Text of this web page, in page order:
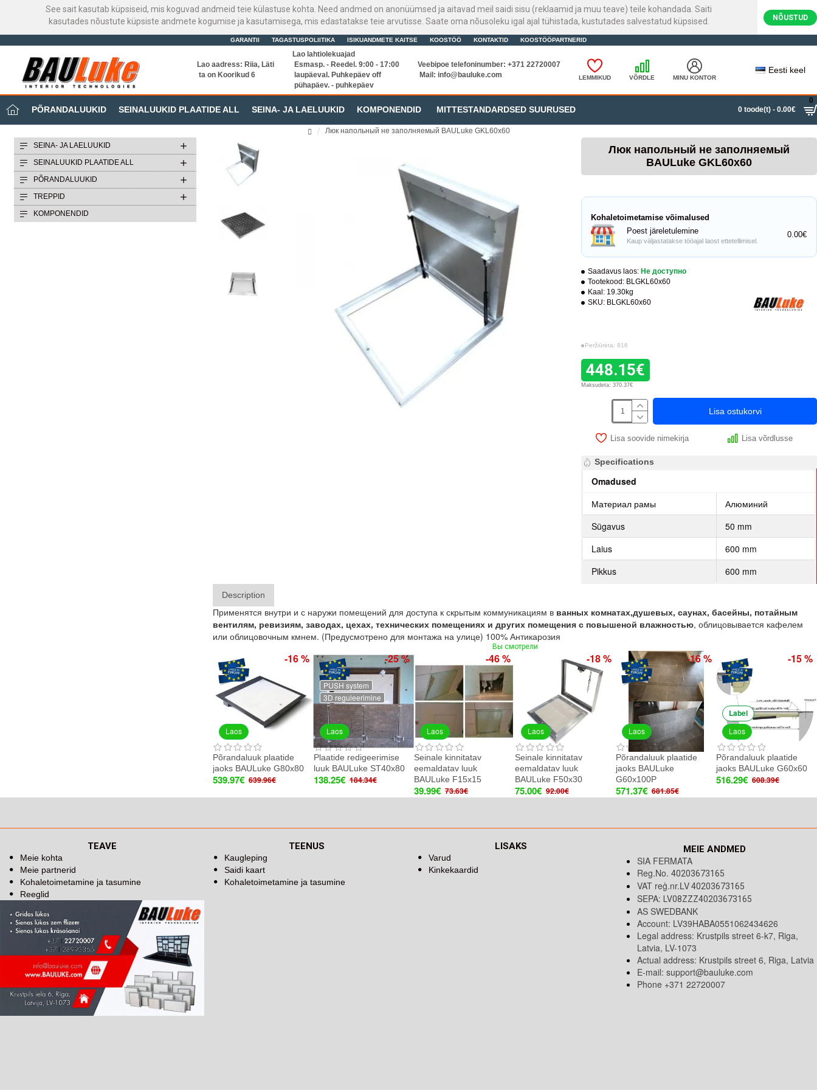
See sait kasutab küpsiseid, mis koguvad andmeid teie külastuse kohta. Need andmed on anonüümsed ja aitavad meil saidi sisu (reklaamid ja muu teave) teile kohandada. Saiti
kasutades nõustute küpsiste andmete kogumise ja kasutamisega, mis edastatakse teie arvutisse. Saate oma nõusoleku igal ajal tühistada, kustutades salvestatud küpsised.
NÕUSTUD
GARANTII TAGASTUSPOLIITIKA ISIKUANDMETE KAITSE KOOSTÖÖ KONTAKTID KOOSTÖÖPARTNERID
Lao aadress: Riia, Läti
ta on Koorikud 6
Lao lahtiolekuajad
Esmasp. - Reedel. 9:00 - 17:00
laupäeval. Puhkepäev off
pühapäev. - puhkepäev
Veebipoe telefoninumber: +371 22720007
Mail: info@bauluke.com LEMMIKUD VÕRDLE MINU KONTOR
Eesti keel
PÕRANDALUUKID SEINALUUKID PLAATIDE ALL SEINA- JA LAELUUKID KOMPONENDID MITTESTANDARDSED SUURUSED 0 toode(t) - 0.00€
0
Люк напольный не заполняемый BAULuke GKL60x60
SEINA- JA LAELUUKID
SEINALUUKID PLAATIDE ALL
PÕRANDALUUKID
TREPPID
KOMPONENDID
Люк напольный не заполняемый
BAULuke GKL60x60
Saadavus laos: Не доступно
Tootekood: BLGKL60x60
Kaal: 19.30kg
SKU: BLGKL60x60
Peržiūrėta: 816
448.15€
Maksudeta: 370.37€
Kohaletoimetamise võimalused
Poest järeletulemine
Kaup väljastatakse tööajal laost ettetellimisel.
0.00€
Lisa ostukorvi
Lisa soovide nimekirja Lisa võrdlusse
Specifications
Omadused
Материал рамы
Алюминий
Sügavus
50 mm
Laius
600 mm
Pikkus
600 mm
Description
Применятся внутри и с наружи помещений для доступа к скрытым коммуникациям в ванных комнатах,душевых, саунах, басейны, потайным
вентилям, ревизиям, заводах, цехах, технических помещениях и других помещения с повышеной влажностью, облицовывается кафелем
или облицовочным кмнем. (Предусмотрено для монтажа на улице) 100% Антикарозия
Вы смотрели
Laos
-16 %
Põrandaluuk plaatide
jaoks BAULuke G80x80
539.97€ 639.96€
PUSH system
Laos
3D reguleerimine
-25 %
Plaatide redigeerimise
luuk BAULuke ST40x80
138.25€ 184.34€
Laos
-46 %
Seinale kinnitatav
eemaldatav luuk
BAULuke F15x15
39.99€ 73.63€
Laos
-18 %
Seinale kinnitatav
eemaldatav luuk
BAULuke F50x30
75.00€ 92.00€
Laos
-16 %
Põrandaluuk plaatide
jaoks BAULuke
G60x100P
571.37€ 681.85€
Laos
Label
-15 %
Põrandaluuk plaatide
jaoks BAULuke G60x60
516.29€ 608.39€
TEAVE
Meie kohta
Meie partnerid
Kohaletoimetamine ja tasumine
Reeglid
TEENUS
Kaugleping
Saidi kaart
Kohaletoimetamine ja tasumine
LISAKS
Varud
Kinkekaardid
MEIE ANDMED
SIA FERMATA
Reg.No. 40203673165
VAT reģ.nr.LV40203673165
SEPA: LV08ZZZ40203673165
AS SWEDBANK
Account: LV39HABA0551062434626
Legal address: Krustpils street 6-k7, Riga,
Latvia, LV-1073
Actual address: Krustpils street 6, Riga, Latvia
E-mail: support@bauluke.com
Phone +371 22720007